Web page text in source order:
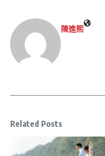
陳進𤋮
Related Posts